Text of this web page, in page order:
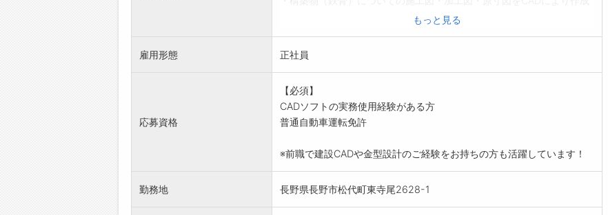
や材料発注を行います。
った視点で建物も見ることができます。
【背景】
首都圏を中心に、再開発事業が増加しています。
原寸図をＣＡＤにより作成していただきます。
【求人のポイント】
資格取得制度があります。
資格取得費用は会社にて負担します。
もっと見る
雇用形態 正社員
応募資格
【必須】
CADソフトの実務使用経験がある方
普通自動車運転免許
※前職で建設CADや金型設計のご経験をお持ちの方も活躍しています！
勤務地 長野県長野市松代町東寺尾2628-1